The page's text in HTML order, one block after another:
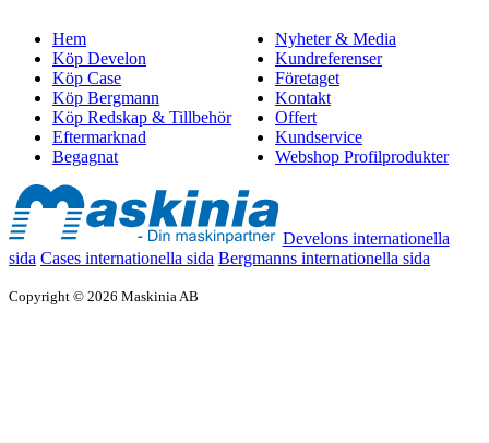
Hem
Köp Develon
Köp Case
Köp Bergmann
Köp Redskap & Tillbehör
Eftermarknad
Begagnat
Nyheter & Media
Kundreferenser
Företaget
Kontakt
Offert
Kundservice
Webshop Profilprodukter
Develons internationella
sida Cases internationella sida Bergmanns internationella sida
Copyright © 2026 Maskinia AB